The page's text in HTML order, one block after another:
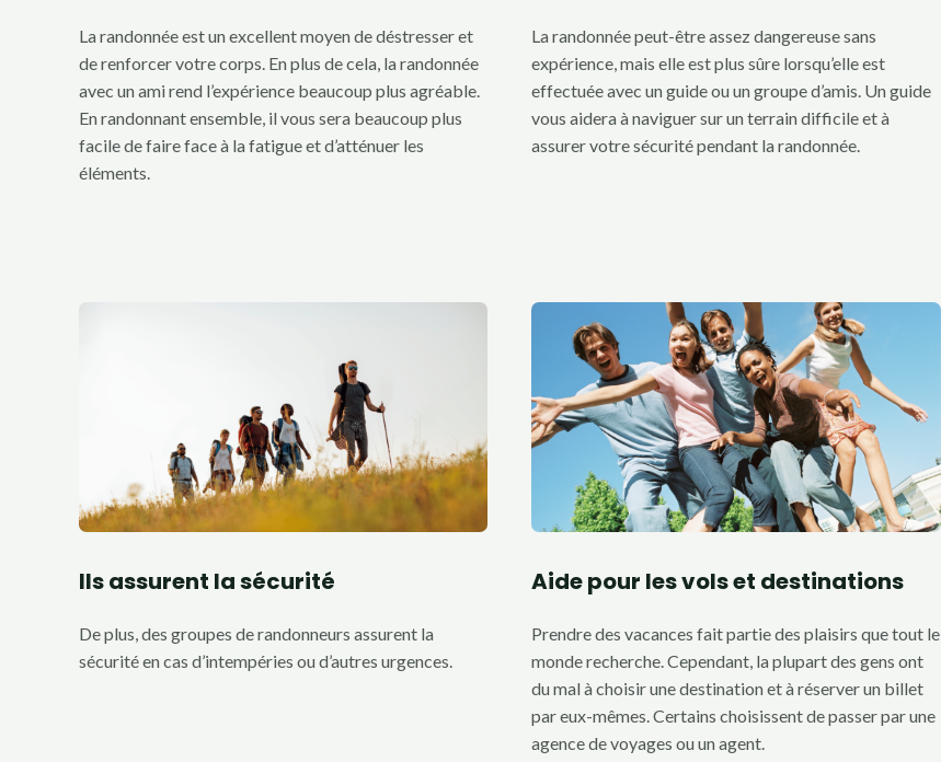
La randonnée est un excellent moyen de déstresser et
de renforcer votre corps. En plus de cela, la randonnée
avec un ami rend l’expérience beaucoup plus agréable.
En randonnant ensemble, il vous sera beaucoup plus
facile de faire face à la fatigue et d’atténuer les
éléments.
La randonnée peut-être assez dangereuse sans
expérience, mais elle est plus sûre lorsqu’elle est
effectuée avec un guide ou un groupe d’amis. Un guide
vous aidera à naviguer sur un terrain difficile et à
assurer votre sécurité pendant la randonnée.
Ils assurent la sécurité
De plus, des groupes de randonneurs assurent la
sécurité en cas d’intempéries ou d’autres urgences.
Aide pour les vols et destinations
Prendre des vacances fait partie des plaisirs que tout le
monde recherche. Cependant, la plupart des gens ont
du mal à choisir une destination et à réserver un billet
par eux-mêmes. Certains choisissent de passer par une
agence de voyages ou un agent.